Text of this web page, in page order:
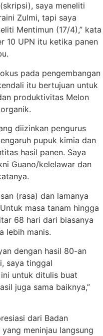
saya meneliti
Zulmi, tapi saya
Mentimun (17/4),” kata
10 UPN itu ketika panen
pada pengembangan
itu bertujuan untuk
produktivitas Melon
diizinkan pengurus
pupuk kimia dan
hasil panen. Saya
Guano/kelelawar dan
(rasa) dan lamanya
masa tanam hingga
68 hari dari biasanya
lebih manis.
dengan hasil 80-an
saya tinggal
untuk ditulis buat
juga sama baiknya,”
dari Badan
meninjau langsung